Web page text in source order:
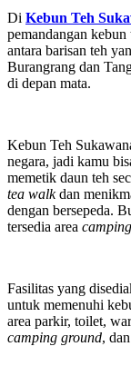
Di Kebun Teh
pemandangan
antara barisan teh
Burangrang dan
di depan mata.
Kebun Teh
negara, jadi kamu
memetik daun teh
tea walkdan
dengan bersepeda.
tersedia area camping
Fasilitas yang
untuk memenuhi
area parkir, toilet,
camping ground,